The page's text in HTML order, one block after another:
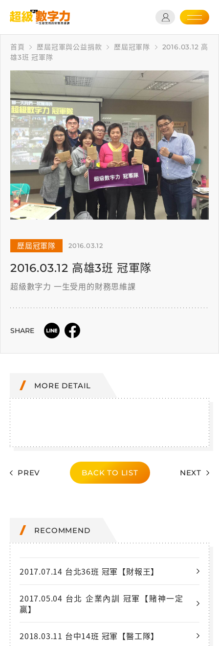
首頁 歷屆冠軍與公益捐款 歷屆冠軍隊
2016.03.12 高
雄3班 冠軍隊
歷屆冠軍隊 2016.03.12
2016.03.12 高雄3班 冠軍隊
超級數字力 一生受用的財務思維課
SHARE
MORE DETAIL
PREV BACK TO LIST NEXT
RECOMMEND
2017.07.14 台北36班 冠軍【財報王】
2017.05.04 台北 企業內訓 冠軍【賭神一定
贏】
2018.03.11 台中14班 冠軍【醫工隊】